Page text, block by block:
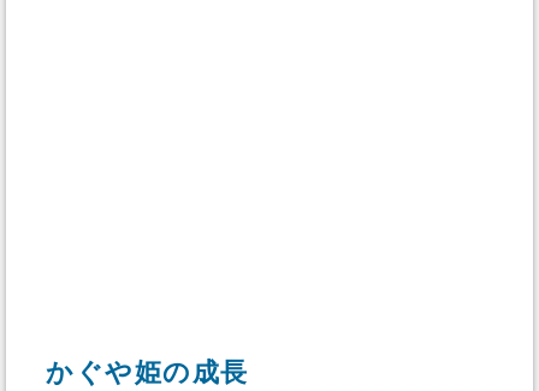
かぐや姫の成長